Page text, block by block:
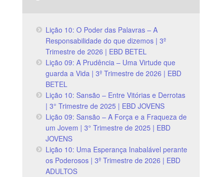
Lição 10: O Poder das Palavras – A
Responsabilidade do que dizemos | 3º
Trimestre de 2026 | EBD BETEL
Lição 09: A Prudência – Uma Virtude que
guarda a Vida | 3º Trimestre de 2026 | EBD
BETEL
Lição 10: Sansão – Entre Vitórias e Derrotas
| 3° Trimestre de 2025 | EBD JOVENS
Lição 09: Sansão – A Força e a Fraqueza de
um Jovem | 3° Trimestre de 2025 | EBD
JOVENS
Lição 10: Uma Esperança Inabalável perante
os Poderosos | 3º Trimestre de 2026 | EBD
ADULTOS